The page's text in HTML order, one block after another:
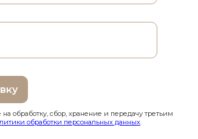
обработку, сбор, хранение и передачу третьим
обработки персональных данных.